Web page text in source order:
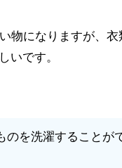
物になりますが、
いです。
のを洗濯することが